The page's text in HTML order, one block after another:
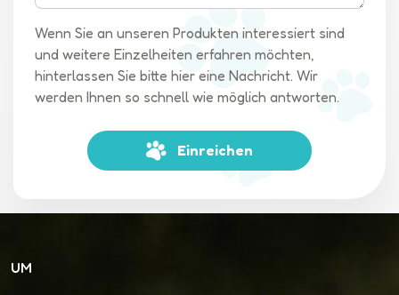
Wenn Sie an unseren Produkten interessiert sind
und weitere Einzelheiten erfahren möchten,
hinterlassen Sie bitte hier eine Nachricht. Wir
werden Ihnen so schnell wie möglich antworten.
Einreichen
UM